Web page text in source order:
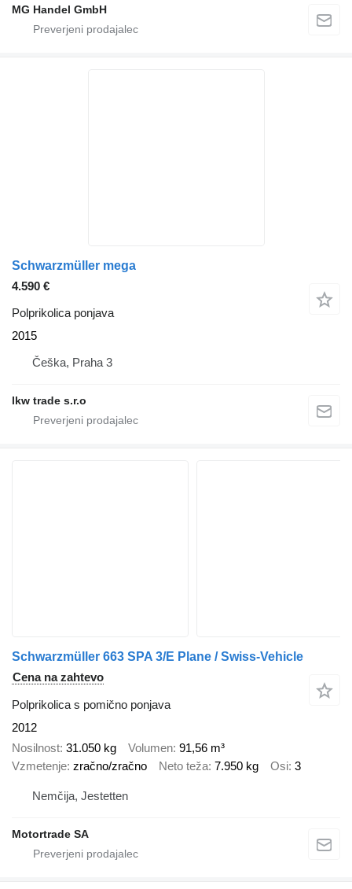
MG Handel GmbH
Schwarzmüller mega
4.590 €
Polprikolica ponjava
2015
Češka, Praha 3
lkw trade s.r.o
Schwarzmüller 663 SPA 3/E Plane / Swiss-Vehicle
Cena na zahtevo
Polprikolica s pomično ponjava
2012
Nosilnost 31.050 kg Volumen 91,56 m³
Vzmetenje zračno/zračno Neto teža 7.950 kg Osi 3
Nemčija, Jestetten
Motortrade SA